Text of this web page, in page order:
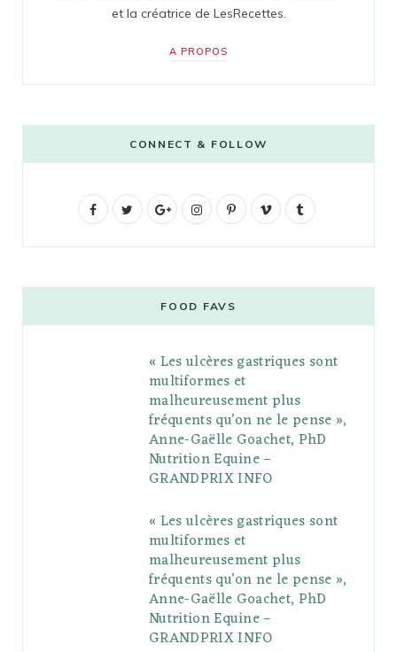
et la créatrice de LesRecettes.
A PROPOS
CONNECT & FOLLOW
F
b
t
G
g
l
e
P
l
s
I
t
a
g
r
a
m
P
e
r
e
s
V
o
l
r
FOOD FAVS
« Les ulcères gastriques sont
multiformes et
malheureusement plus
fréquents qu’on ne le pense »,
Anne-Gaëlle Goachet, PhD
Nutrition Equine –
GRANDPRIX INFO
« Les ulcères gastriques sont
multiformes et
malheureusement plus
fréquents qu’on ne le pense »,
Anne-Gaëlle Goachet, PhD
Nutrition Equine –
GRANDPRIX INFO